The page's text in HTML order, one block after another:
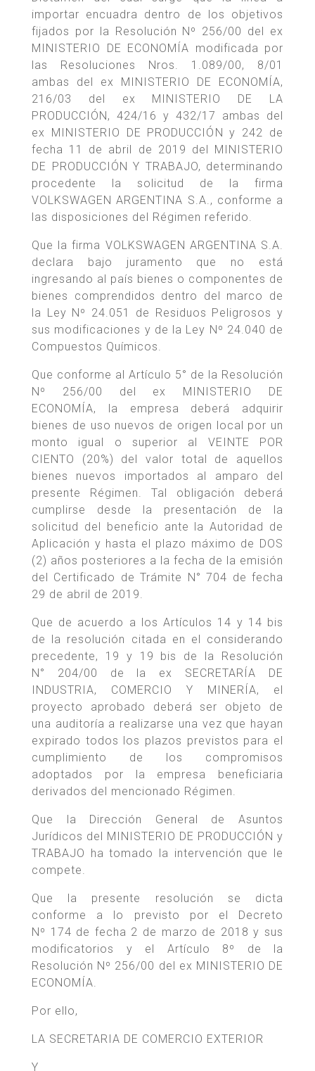
importar encuadra dentro de los objetivos
fijados por la Resolución Nº 256/00 del ex
MINISTERIO DE ECONOMÍA modificada por
las Resoluciones Nros. 1.089/00, 8/01
ambas del ex MINISTERIO DE ECONOMÍA,
216/03 del ex MINISTERIO DE LA
PRODUCCIÓN, 424/16 y 432/17 ambas del
ex MINISTERIO DE PRODUCCIÓN y 242 de
fecha 11 de abril de 2019 del MINISTERIO
DE PRODUCCIÓN Y TRABAJO, determinando
procedente la solicitud de la firma
VOLKSWAGEN ARGENTINA S.A., conforme a
las disposiciones del Régimen referido.
Que la firma VOLKSWAGEN ARGENTINA S.A.
declara bajo juramento que no está
ingresando al país bienes o componentes de
bienes comprendidos dentro del marco de
la Ley Nº 24.051 de Residuos Peligrosos y
sus modificaciones y de la Ley Nº 24.040 de
Compuestos Químicos.
Que conforme al Artículo 5° de la Resolución
Nº 256/00 del ex MINISTERIO DE
ECONOMÍA, la empresa deberá adquirir
bienes de uso nuevos de origen local por un
monto igual o superior al VEINTE POR
CIENTO (20%) del valor total de aquellos
bienes nuevos importados al amparo del
presente Régimen. Tal obligación deberá
cumplirse desde la presentación de la
solicitud del beneficio ante la Autoridad de
Aplicación y hasta el plazo máximo de DOS
(2) años posteriores a la fecha de la emisión
del Certificado de Trámite N° 704 de fecha
29 de abril de 2019.
Que de acuerdo a los Artículos 14 y 14 bis
de la resolución citada en el considerando
precedente, 19 y 19 bis de la Resolución
N° 204/00 de la ex SECRETARÍA DE
INDUSTRIA, COMERCIO Y MINERÍA, el
proyecto aprobado deberá ser objeto de
una auditoría a realizarse una vez que hayan
expirado todos los plazos previstos para el
cumplimiento de los compromisos
adoptados por la empresa beneficiaria
derivados del mencionado Régimen.
Que la Dirección General de Asuntos
Jurídicos del MINISTERIO DE PRODUCCIÓN y
TRABAJO ha tomado la intervención que le
compete.
Que la presente resolución se dicta
conforme a lo previsto por el Decreto
Nº 174 de fecha 2 de marzo de 2018 y sus
modificatorios y el Artículo 8º de la
Resolución Nº 256/00 del ex MINISTERIO DE
ECONOMÍA.
Por ello,
LA SECRETARIA DE COMERCIO EXTERIOR
Y